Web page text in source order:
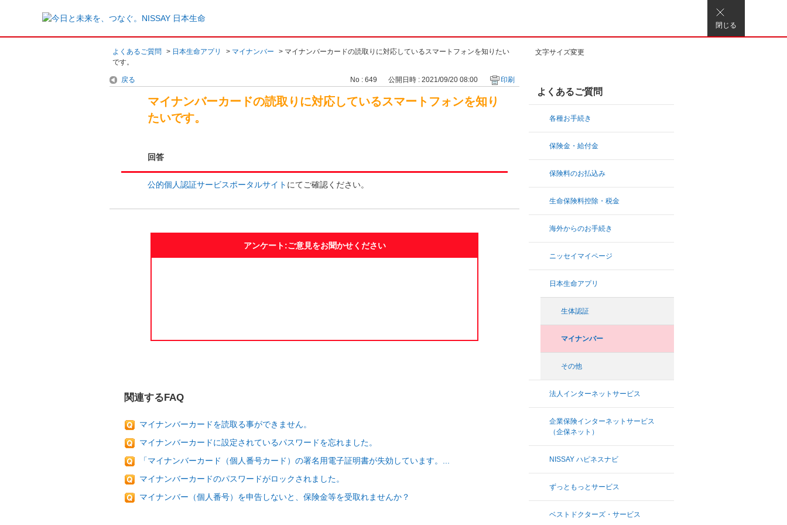
閉じる
文字サイズ変更
よくあるご質問 > 日本生命アプリ > マイナンバー > マイナンバーカードの読取りに対応しているスマートフォンを知りたい
です。
よくあるご質問
各種お手続き
保険金・給付金
保険料のお払込み
生命保険料控除・税金
海外からのお手続き
ニッセイマイページ
日本生命アプリ
生体認証
マイナンバー
その他
法人インターネットサービス
企業保険インターネットサービス
（企保ネット）
NISSAY ハピネスナビ
ずっともっとサービス
ベストドクターズ・サービス
戻る No : 649 公開日時 : 2021/09/20 08:00 印刷
マイナンバーカードの読取りに対応しているスマートフォンを知り
たいです。
回答
公的個人認証サービスポータルサイト にてご確認ください。
アンケート:ご意見をお聞かせください
関連するFAQ
マイナンバーカードを読取る事ができません。
マイナンバーカードに設定されているパスワードを忘れました。
「マイナンバーカード（個人番号カード）の署名用電子証明書が失効しています。...
マイナンバーカードのパスワードがロックされました。
マイナンバー（個人番号）を申告しないと、保険金等を受取れませんか？